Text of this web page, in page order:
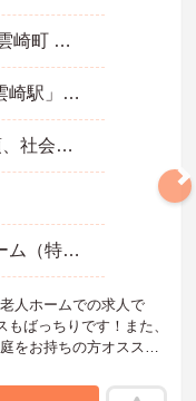
新潟県 三島郡出雲崎町 大字川西660-1
ＪＲ越後線「出雲崎駅」徒歩20分
■介護福祉士必須、社会福祉士または社会福祉主事必須 ■普通自動車免許（AT限定可）必須
特別養護老人ホーム（特養）
人ホームでの求人で
ばっちりです！また、
をお持ちの方オススメ